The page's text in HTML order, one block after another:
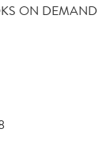
ON DEMAND